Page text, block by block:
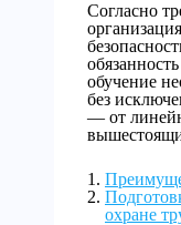
Согласно
обучение
без
— от
охране